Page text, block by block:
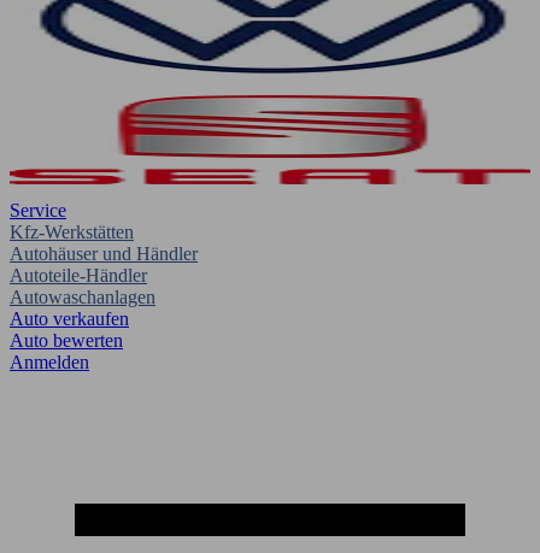
Service
Kfz-Werkstätten
Autohäuser und Händler
Autoteile-Händler
Autowaschanlagen
Auto verkaufen
Auto bewerten
Anmelden